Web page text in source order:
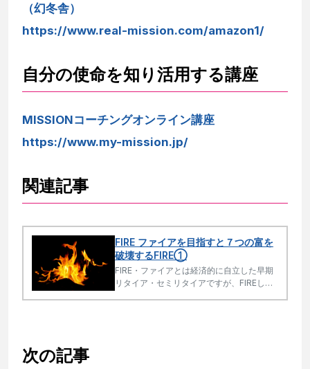
（幻冬舎）
https://www.real-mission.com/amazon1/
自分の使命を知り活用する講座
MISSIONコーチングオンライン講座
https://www.my-mission.jp/
関連記事
FIRE ファイアを目指すと７つの富を
破壊するFIRE①
FIRE・ファイアとは経済的に自立した早期
リタイア・セミリタイアですが、FIREして
次の記事